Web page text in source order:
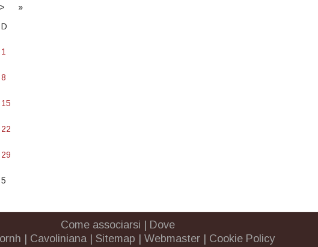
>
»
D
1
8
15
22
29
5
Come associarsi
Dove
Cavoliniana| Sitemap Webmaster Cookie Policy